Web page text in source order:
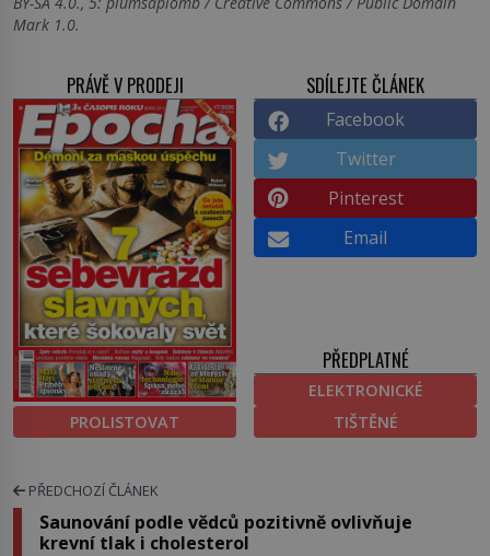
Mark 1.0.
PRÁVĚ V PRODEJI
PROLISTOVAT
SDÍLEJTE ČLÁNEK
Facebook
Twitter
Pinterest
Email
PŘEDPLATNÉ
ELEKTRONICKÉ
TIŠTĚNÉ
PŘEDCHOZÍ ČLÁNEK
Saunování podle vědců pozitivně ovlivňuje
krevní tlak i cholesterol